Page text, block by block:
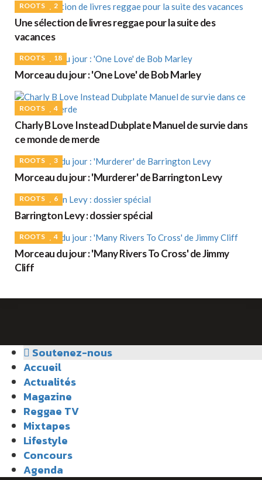
ROOTS 2
Une sélection de livres reggae pour la suite des
vacances
ROOTS 18
Morceau du jour : 'One Love' de Bob Marley
ROOTS 4
Charly B Love Instead Dubplate Manuel de survie dans
ce monde de merde
ROOTS 3
Morceau du jour : 'Murderer' de Barrington Levy
ROOTS 6
Barrington Levy : dossier spécial
ROOTS 4
Morceau du jour : 'Many Rivers To Cross' de Jimmy
Cliff
Soutenez-nous
Accueil
Actualités
Magazine
Reggae TV
Mixtapes
Lifestyle
Concours
Agenda